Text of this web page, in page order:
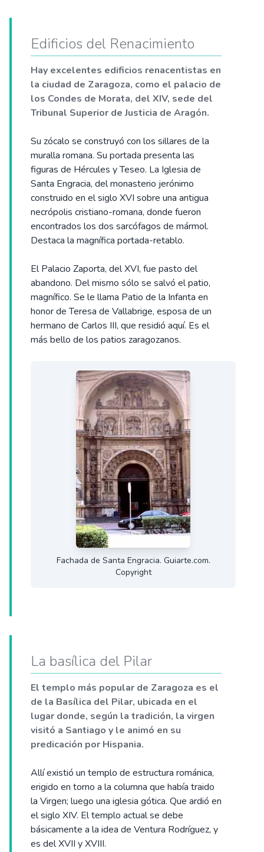
Edificios del Renacimiento
Hay excelentes edificios renacentistas en
la ciudad de Zaragoza, como el palacio de
los Condes de Morata, del XIV, sede del
Tribunal Superior de Justicia de Aragón.
Su zócalo se construyó con los sillares de la
muralla romana. Su portada presenta las
figuras de Hércules y Teseo. La Iglesia de
Santa Engracia, del monasterio jerónimo
construido en el siglo XVI sobre una antigua
necrópolis cristiano-romana, donde fueron
encontrados los dos sarcófagos de mármol.
Destaca la magnífica portada-retablo.
El Palacio Zaporta, del XVI, fue pasto del
abandono. Del mismo sólo se salvó el patio,
magnífico. Se le llama Patio de la Infanta en
honor de Teresa de Vallabrige, esposa de un
hermano de Carlos III, que residió aquí. Es el
más bello de los patios zaragozanos.
Fachada de Santa Engracia. Guiarte.com.
Copyright
La basílica del Pilar
El templo más popular de Zaragoza es el
de la Basílica del Pilar, ubicada en el
lugar donde, según la tradición, la virgen
visitó a Santiago y le animó en su
predicación por Hispania.
Allí existió un templo de estructura románica,
erigido en torno a la columna que había traido
la Virgen; luego una iglesia gótica. Que ardió en
el siglo XIV. El templo actual se debe
básicamente a la idea de Ventura Rodríguez, y
es del XVII y XVIII.